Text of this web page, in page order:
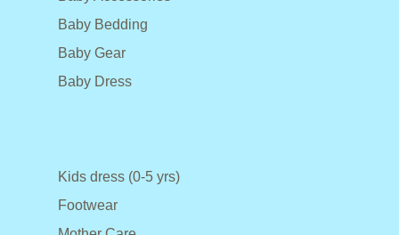
Baby Bedding
Baby Gear
Baby Dress
Kids dress (0-5 yrs)
Footwear